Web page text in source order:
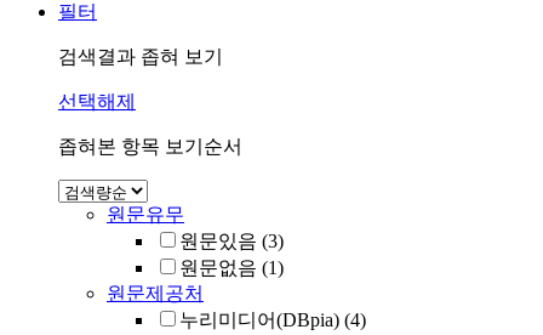
필터
검색결과 좁혀 보기
선택해제
좁혀본 항목 보기순서
원문유무
원문있음 (3)
원문없음 (1)
원문제공처
누리미디어(DBpia) (4)